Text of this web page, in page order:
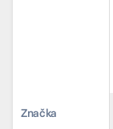
Značka
Značka